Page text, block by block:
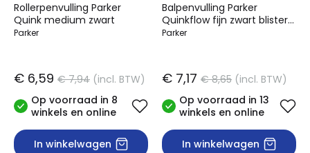
Rollerpenvulling Parker
Quink medium zwart
Parker
€ 6,59 € 7,94 (incl. BTW)
Op voorraad in 8
winkels en online
In winkelwagen
Balpenvulling Parker
Quinkflow fijn zwart blister
à 1 stuk
Parker
€ 7,17 € 8,65 (incl. BTW)
Op voorraad in 13
winkels en online
In winkelwagen